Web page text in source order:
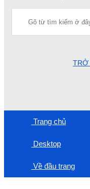
TRỞ
Trang chủ
Desktop
Về đầu trang